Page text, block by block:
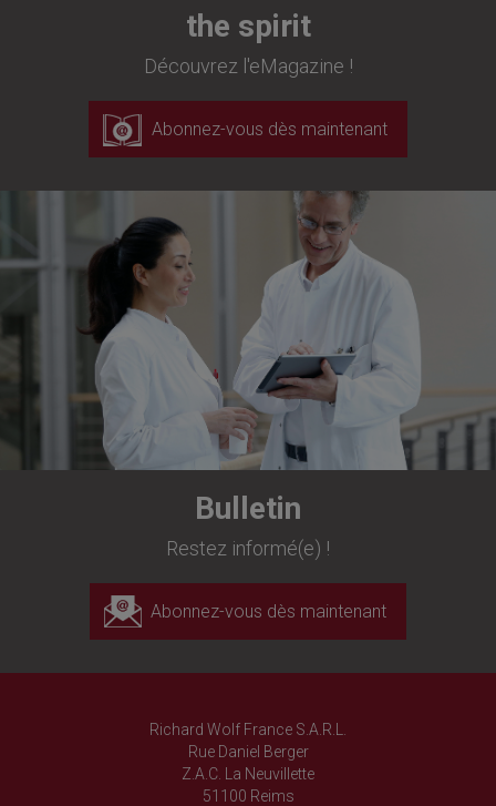
the spirit
Découvrez l'eMagazine !
Abonnez-vous dès maintenant
Bulletin
Restez informé(e) !
Abonnez-vous dès maintenant
Richard Wolf France S.A.R.L.
Rue Daniel Berger
Z.A.C. La Neuvillette
51100 Reims